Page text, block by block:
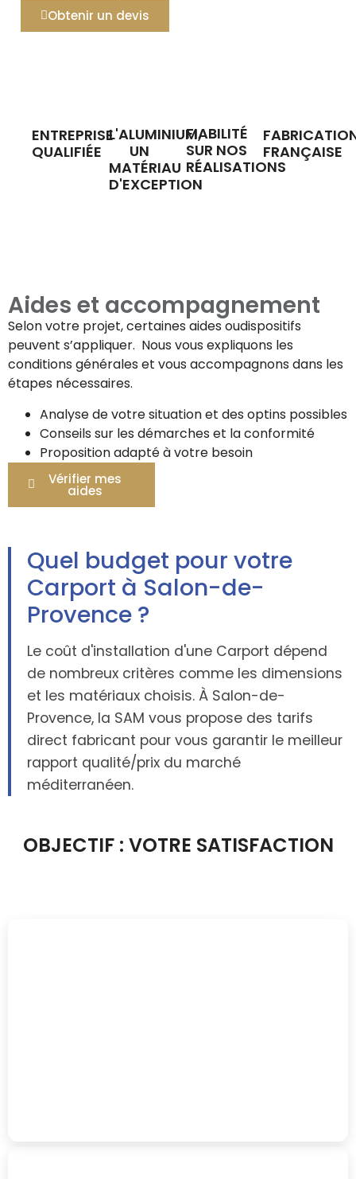
Obtenir un devis
ENTREPRISE
QUALIFIÉE
L'ALUMINIUM,
UN
MATÉRIAU
D'EXCEPTION
FIABILITÉ
SUR NOS
RÉALISATIONS
FRANÇAISE
Aides et accompagnement
Selon votre projet, certaines aides oudispositifs
peuvent s’appliquer. Nous vous expliquons les
conditions générales et vous accompagnons dans les
étapes nécessaires.
Analyse de votre situation et des optins possibles
Conseils sur les démarches et la conformité
Proposition adapté à votre besoin
Vérifier mes
aides
Quel budget pour votre
Carport à Salon-de-
Provence ?
Le coût d'installation d'une Carport dépend
de nombreux critères comme les dimensions
et les matériaux choisis. À Salon-de-
Provence, la SAM vous propose des tarifs
direct fabricant pour vous garantir le meilleur
rapport qualité/prix du marché
méditerranéen.
OBJECTIF : VOTRE SATISFACTION